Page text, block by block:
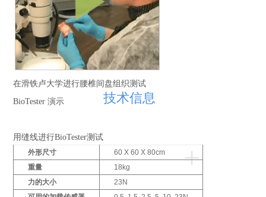
在滑铁卢大学进行腰椎间盘组织测试
BioTester 演示
用缝线进行BioTester测试
技术信息
+
外形尺寸
60 X 60 X 80cm
重量
18kg
力的大小
23N